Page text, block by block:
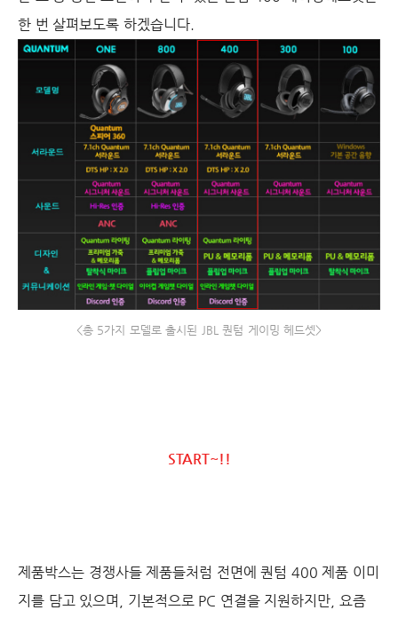
한 번 살펴보도록 하겠습니다.
<총 5가지 모델로 출시된 JBL 퀀텀 게이밍 헤드셋>
START~!!
제품박스는 경쟁사들 제품들처럼 전면에 퀀텀 400 제품 이미
지를 담고 있으며, 기본적으로 PC 연결을 지원하지만, 요즘